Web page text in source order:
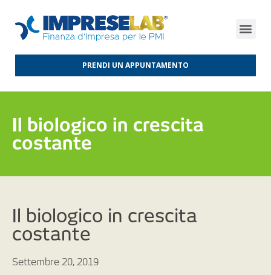
PRENDI UN APPUNTAMENTO
Il biologico in crescita
costante
Il biologico in crescita
costante
Settembre 20, 2019